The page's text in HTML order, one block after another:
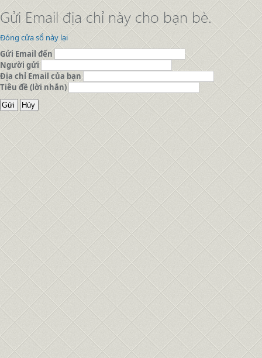
Gửi Email địa chỉ này cho bạn bè.
Đóng cửa sổ này lại
Gửi Email đến
Người gửi
Địa chỉ Email của bạn
Tiêu đề (lời nhắn)
Gửi Hủy